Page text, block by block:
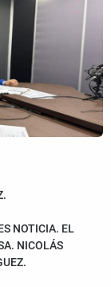
NOTICIA. EL
NICOLÁS